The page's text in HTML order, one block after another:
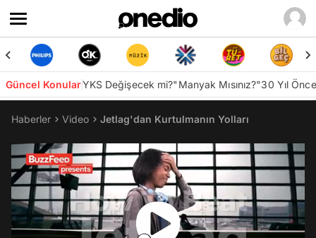
Güncel KonularYKS Değişecek mi?"Manyak Mısınız?"30 Yıl
Haberler Video Jetlag'dan Kurtulmanın Yolları